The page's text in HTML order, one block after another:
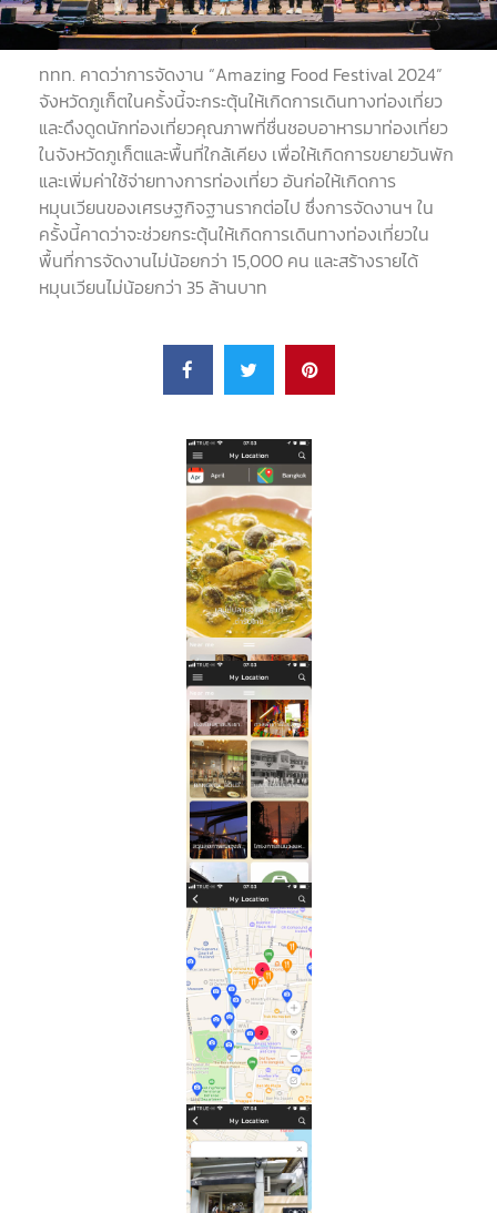
ททท. คาดว่าการจัดงาน “Amazing Food Festival 2024”
จังหวัดภูเก็ตในครั้งนี้จะกระตุ้นให้เกิดการเดินทางท่องเที่ยว
และดึงดูดนักท่องเที่ยวคุณภาพที่ชื่นชอบอาหารมาท่องเที่ยว
ในจังหวัดภูเก็ตและพื้นที่ใกล้เคียง เพื่อให้เกิดการขยายวันพัก
และเพิ่มค่าใช้จ่ายทางการท่องเที่ยว อันก่อให้เกิดการ
หมุนเวียนของเศรษฐกิจฐานรากต่อไป ซึ่งการจัดงานฯ ใน
ครั้งนี้คาดว่าจะช่วยกระตุ้นให้เกิดการเดินทางท่องเที่ยวใน
พื้นที่การจัดงานไม่น้อยกว่า 15,000 คน และสร้างรายได้
หมุนเวียนไม่น้อยกว่า 35 ล้านบาท